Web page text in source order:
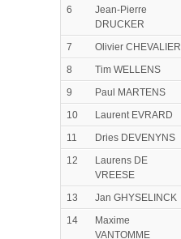
6
Jean-Pierre
DRUCKER
7 Olivier CHEVALIER
8
Tim WELLENS
9
Paul MARTENS
10
Laurent EVRARD
11
Dries DEVENYNS
12
Laurens DE
VREESE
13 Jan GHYSELINCK
14
Maxime
VANTOMME